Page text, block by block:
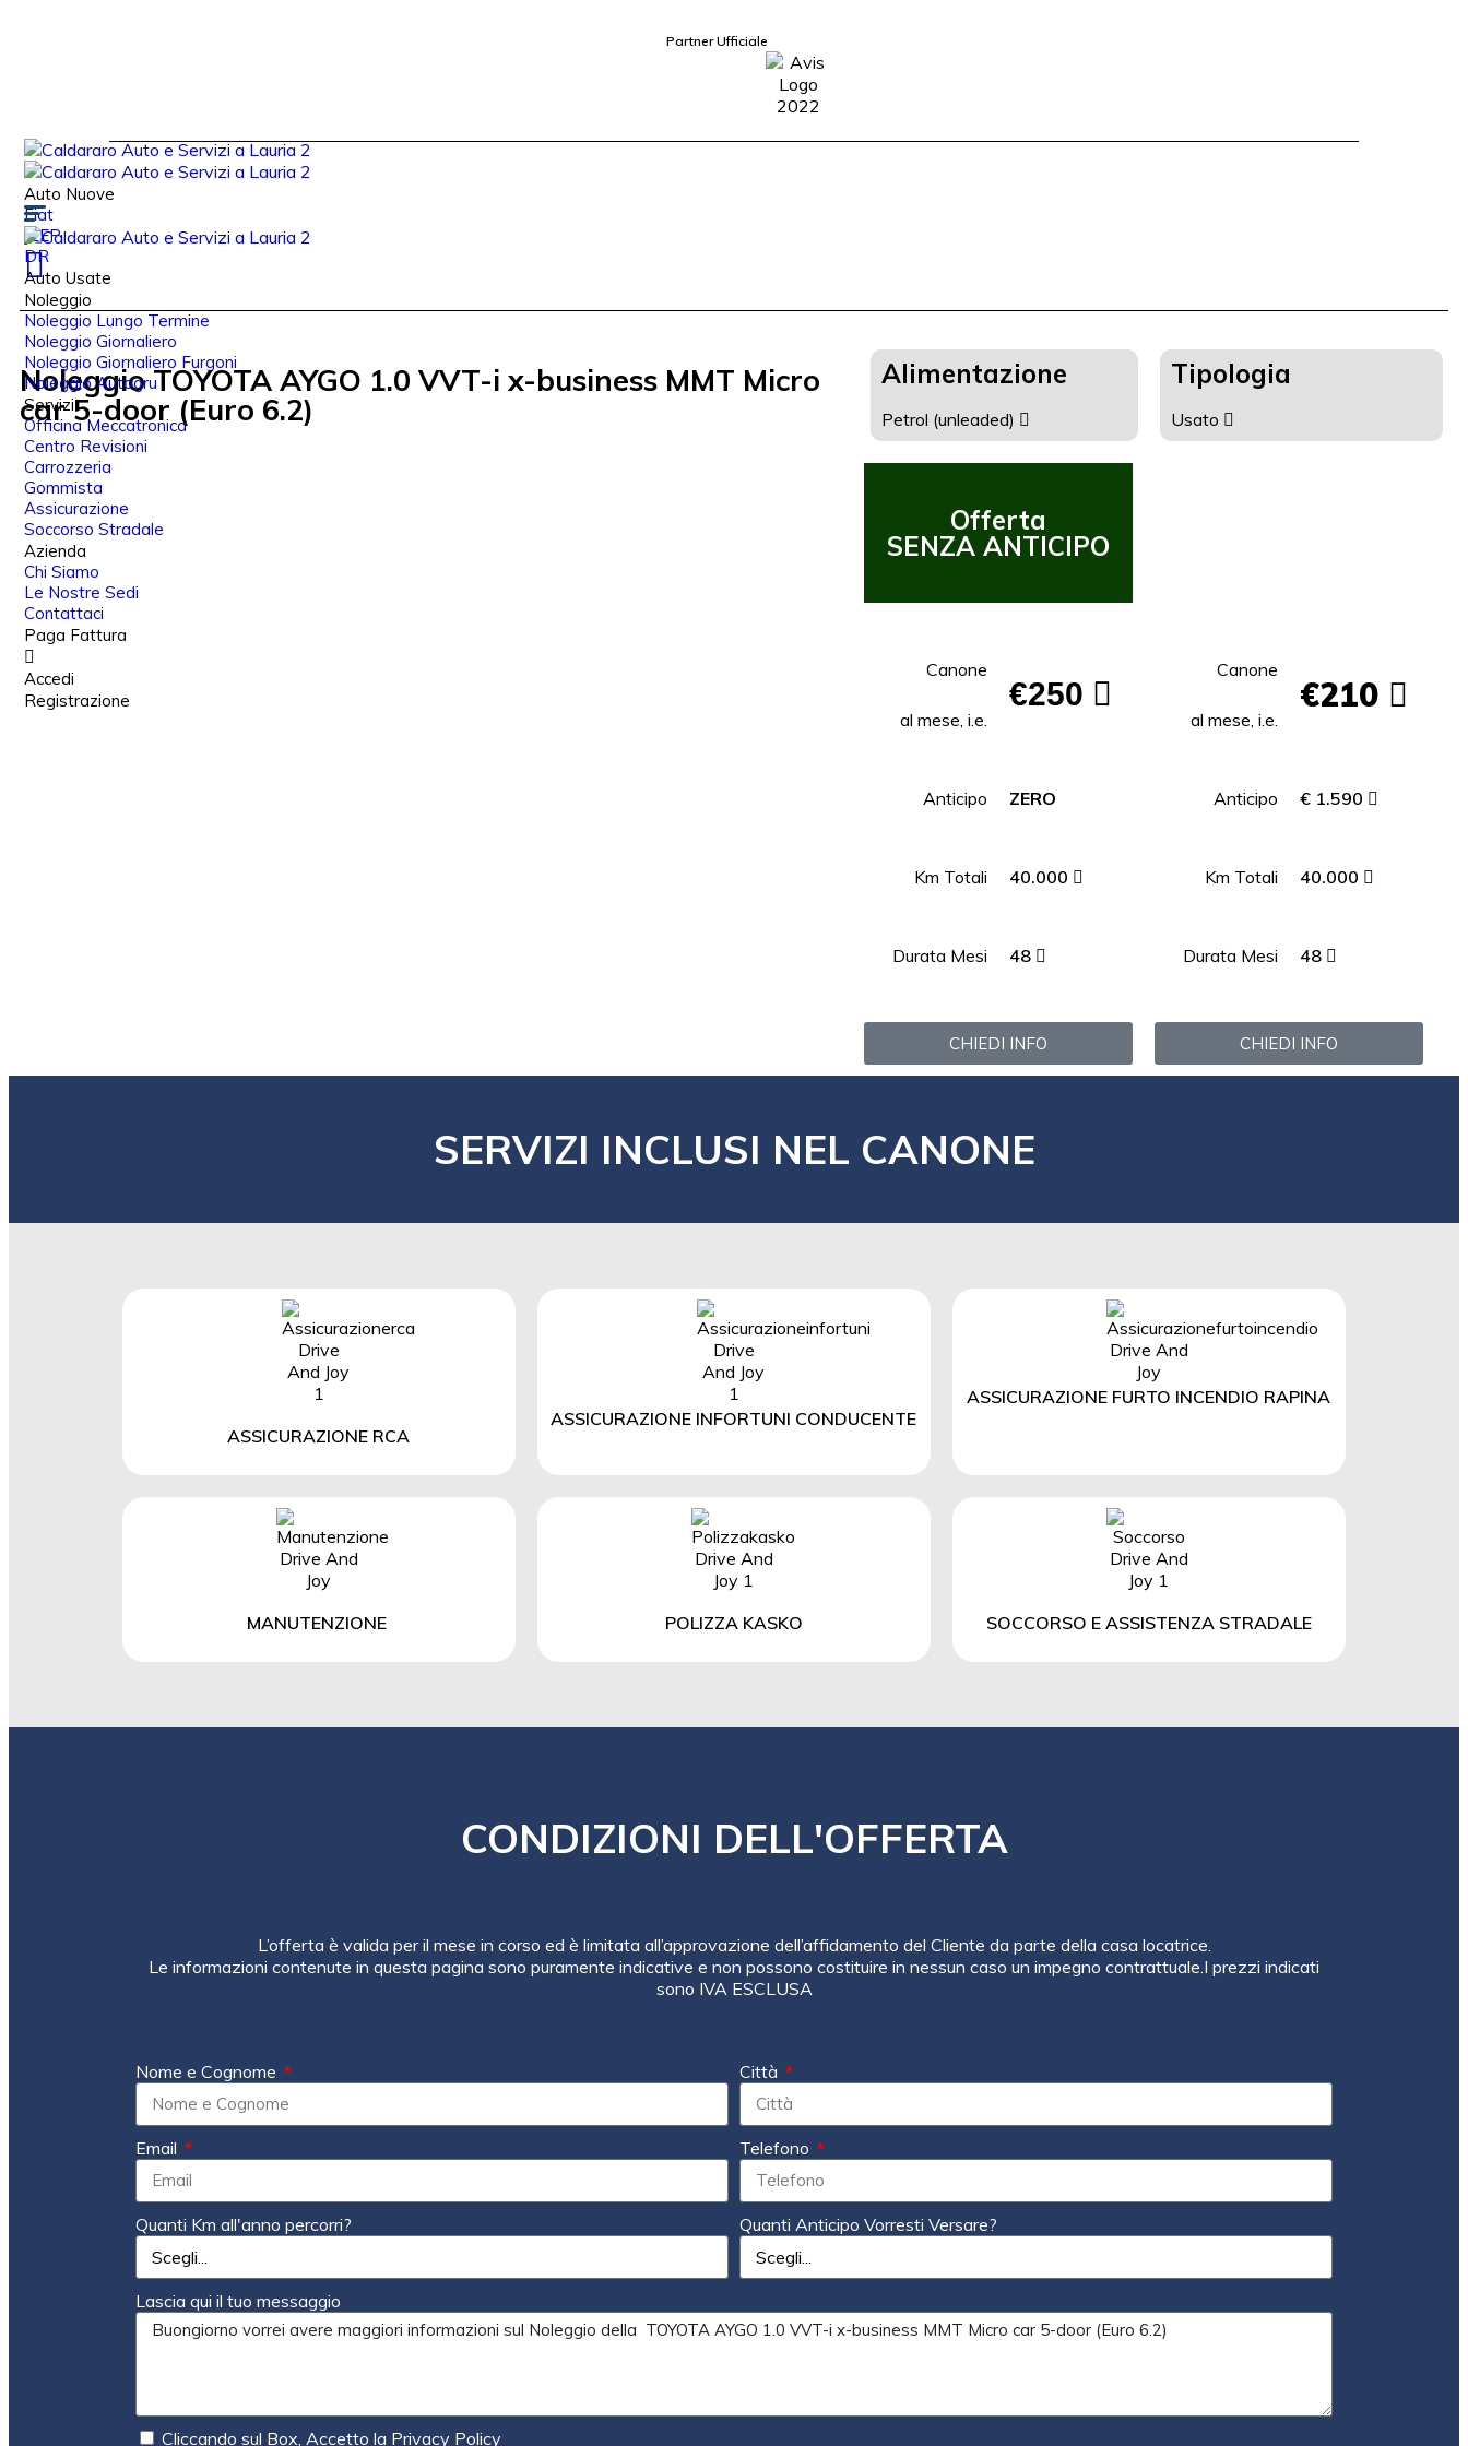
Partner Ufficiale
Auto Nuove
Fiat
JEEP
DR
Auto Usate
Noleggio
Noleggio Lungo Termine
Noleggio Giornaliero
Noleggio Giornaliero Furgoni
Noleggio Autogru
Servizi
Officina Meccatronica
Centro Revisioni
Carrozzeria
Gommista
Assicurazione
Soccorso Stradale
Azienda
Chi Siamo
Le Nostre Sedi
Contattaci
Paga Fattura
Accedi
Registrazione
Noleggio TOYOTA AYGO 1.0 VVT-i x-business MMT Micro
car 5-door (Euro 6.2)
Alimentazione
Petrol (unleaded)
Tipologia
Usato
Offerta
SENZA ANTICIPO
Canone
al mese, i.e.
€250
Anticipo ZERO
Km Totali 40.000
Durata Mesi 48
CHIEDI INFO
Canone
al mese, i.e.
€210
Anticipo € 1.590
Km Totali 40.000
Durata Mesi 48
CHIEDI INFO
SERVIZI INCLUSI NEL CANONE
ASSICURAZIONE RCA
ASSICURAZIONE INFORTUNI CONDUCENTE
ASSICURAZIONE FURTO INCENDIO RAPINA
MANUTENZIONE POLIZZA KASKO SOCCORSO E ASSISTENZA STRADALE
CONDIZIONI DELL'OFFERTA
L’offerta è valida per il mese in corso ed è limitata all’approvazione dell’affidamento del Cliente da parte della casa locatrice.
Le informazioni contenute in questa pagina sono puramente indicative e non possono costituire in nessun caso un impegno contrattuale.I prezzi indicati
sono IVA ESCLUSA
Nome e Cognome Città
Email Telefono
Quanti Km all'anno percorri? Quanti Anticipo Vorresti Versare?
Lascia qui il tuo messaggio
Cliccando sul Box, Accetto la Privacy Policy